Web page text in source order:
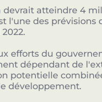
atteindre 4
l'une des
efforts du
dépendant de
potentielle
développement.
Partenaires clés